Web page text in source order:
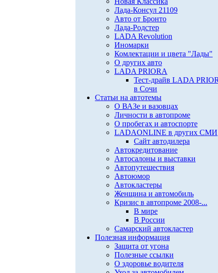
Лада-Консул 21109
Авто от Бронто
Лада-Родстер
LADA Revolution
Иномарки
Комлектации и цвета "Лады"
О других авто
LADA PRIORA
Тест-драйв LADA
в Сочи
Статьи на автотемы
О ВАЗе и вазовцах
Личности в автопроме
О пробегах и автоспорте
LADAONLINE в других СМИ
Сайт автодилера
Автокредитование
Автосалоны и выставки
Автопутешествия
Автоюмор
Автокластеры
Женщина и автомобиль
Кризис в автопроме 2008-...
В мире
В России
Самарский автокластер
Полезная информация
Защита от угона
Полезные ссылки
О здоровье водителя